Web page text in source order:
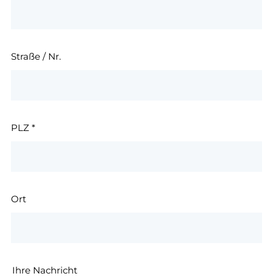
Straße / Nr.
PLZ *
Ort
Ihre Nachricht